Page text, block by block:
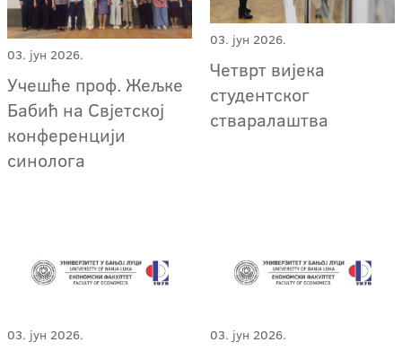
03. јун 2026.
Учешће проф. Жељке
Бабић на Свјетској
конференцији
синолога
03. јун 2026.
Четврт вијека
студентског
стваралаштва
03. јун 2026. 03. јун 2026.